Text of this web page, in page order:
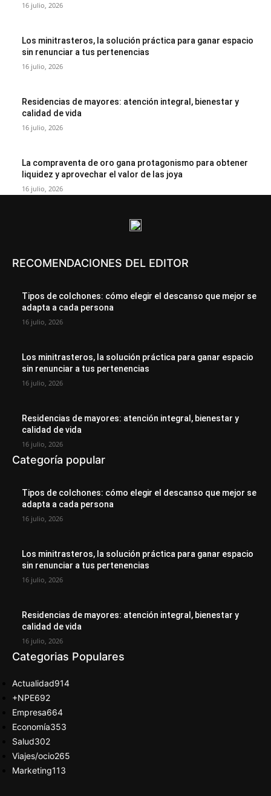
16 julio, 2026
Los minitrasteros, la solución práctica para ganar espacio
sin renunciar a tus pertenencias
16 julio, 2026
Residencias de mayores: atención integral, bienestar y
calidad de vida
16 julio, 2026
La compraventa de oro gana protagonismo para obtener
liquidez y aprovechar el valor de las joya
16 julio, 2026
RECOMENDACIONES DEL EDITOR
Tipos de colchones: cómo elegir el descanso que mejor se
adapta a cada persona
16 julio, 2026
Los minitrasteros, la solución práctica para ganar espacio
sin renunciar a tus pertenencias
16 julio, 2026
Residencias de mayores: atención integral, bienestar y
calidad de vida
16 julio, 2026
Categoría popular
Tipos de colchones: cómo elegir el descanso que mejor se
adapta a cada persona
16 julio, 2026
Los minitrasteros, la solución práctica para ganar espacio
sin renunciar a tus pertenencias
16 julio, 2026
Residencias de mayores: atención integral, bienestar y
calidad de vida
16 julio, 2026
Categorias Populares
Actualidad914
+NPE692
Empresa664
Economía353
Salud302
Viajes/ocio265
Marketing113